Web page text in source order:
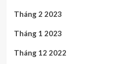
Tháng 2 2023
Tháng 1 2023
Tháng 12 2022